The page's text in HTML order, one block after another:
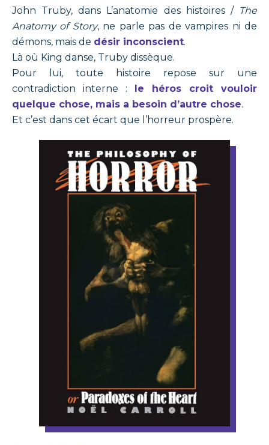
John Truby, dans L’anatomie des histoires / The
Anatomy of Story, ne parle pas de vampires ni de
démons, mais de désir inconscient.
Là où King danse, Truby dissèque.
Pour lui, toute histoire repose sur une
contradiction interne :
le héros croit vouloir
quelque chose, mais a besoin d’autre chose.
Et c’est dans cet écart que l’horreur prospère.